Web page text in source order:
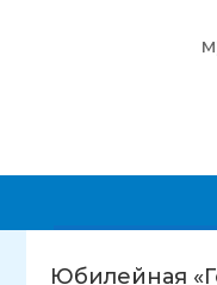
Юбилейная